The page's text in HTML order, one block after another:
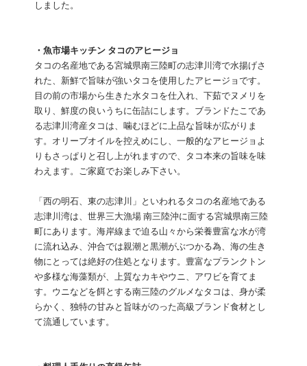
しました。
・魚市場キッチン タコのアヒージョ
タコの名産地である宮城県南三陸町の志津川湾で水揚げさ
れた、新鮮で旨味が強いタコを使用したアヒージョです。
目の前の市場から生きた水タコを仕入れ、下茹でヌメリを
取り、鮮度の良いうちに缶詰にします。ブランドたこであ
る志津川湾産タコは、噛むほどに上品な旨味が広がりま
す。オリーブオイルを控えめにし、一般的なアヒージョよ
りもさっぱりと召し上がれますので、タコ本来の旨味を味
わえます。ご家庭でお楽しみ下さい。
「西の明石、東の志津川」といわれるタコの名産地である
志津川湾は、世界三大漁場 南三陸沖に面する宮城県南三陸
町にあります。海岸線まで迫る山々から栄養豊富な水が湾
に流れ込み、沖合では親潮と黒潮がぶつかる為、海の生き
物にとっては絶好の住処となります。豊富なプランクトン
や多様な海藻類が、上質なカキやウニ、アワビを育てま
す。ウニなどを餌とする南三陸のグルメなタコは、身が柔
らかく、独特の甘みと旨味がのった高級ブランド食材とし
て流通しています。